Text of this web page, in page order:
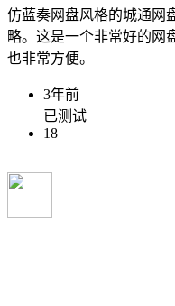
仿蓝奏网盘风格的城通网
略。这是一个非常好的网
也非常方便。
3年前
已测试
18